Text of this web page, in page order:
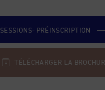
SESSIONS- PRÉINSCRIPTION
TÉLÉCHARGER LA